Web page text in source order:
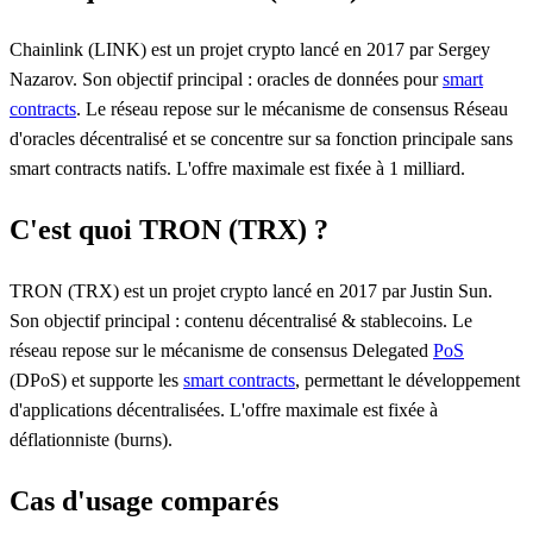
Chainlink (LINK) est un projet crypto lancé en 2017 par Sergey
Nazarov. Son objectif principal : oracles de données poursmart
contracts. Le réseau repose sur le mécanisme de consensus Réseau
d'oracles décentralisé et se concentre sur sa fonction principale sans
smart contracts natifs. L'offre maximale est fixée à 1 milliard.
C'est quoi TRON (TRX) ?
TRON (TRX) est un projet crypto lancé en 2017 par Justin Sun.
Son objectif principal : contenu décentralisé & stablecoins. Le
réseau repose sur le mécanisme de consensus Delegated PoS
(DPoS) et supporte les smart contracts, permettant le développement
d'applications décentralisées. L'offre maximale est fixée à
déflationniste (burns).
Cas d'usage comparés